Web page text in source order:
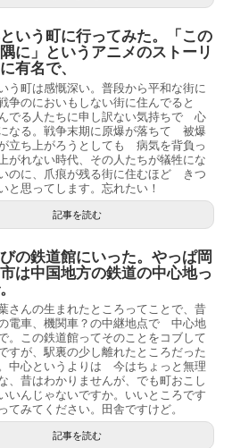
いう町に行ってみた。「この
に」というアニメのストーリ
有名で、
う町は感慨深い。普段から平和な街に
争のにおいもしない街に住んでると
でる人たちに申し訳ない気持ちで 心
なる。戦争末期に原爆が落ちて 被爆
立ち上がろうとしても 病気を背負っ
がれない時代、その人たちが犠牲にな
のに、爪痕が残る街に住むほど きつ
と思ってします。忘れたい！
記事を読む
の鉄道館にいった。やっぱ岡
は中国地方の鉄道の中心地っ
さんの生まれたところってことで、昔
電車、機関車？の中継地点で 中心地
。この鉄道館ってそのことをコブして
すが、駅裏の少し離れたところだった
中心というよりは 今はちょっと無理
、昔はわかりませんが、でも町おこし
いんじゃないですか。いいところです
てみてください。田舎ですけど。
記事を読む